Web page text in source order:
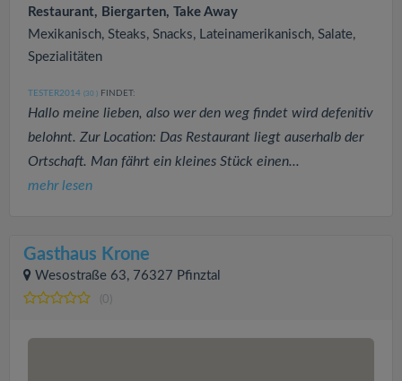
Restaurant, Biergarten, Take Away
Mexikanisch, Steaks, Snacks, Lateinamerikanisch, Salate,
Spezialitäten
TESTER2014 (30 ) FINDET:
Hallo meine lieben, also wer den weg findet wird defenitiv
belohnt. Zur Location: Das Restaurant liegt auserhalb der
Ortschaft. Man fährt ein kleines Stück einen...
mehr lesen
Gasthaus Krone
Wesostraße 63, 76327 Pfinztal
(0)